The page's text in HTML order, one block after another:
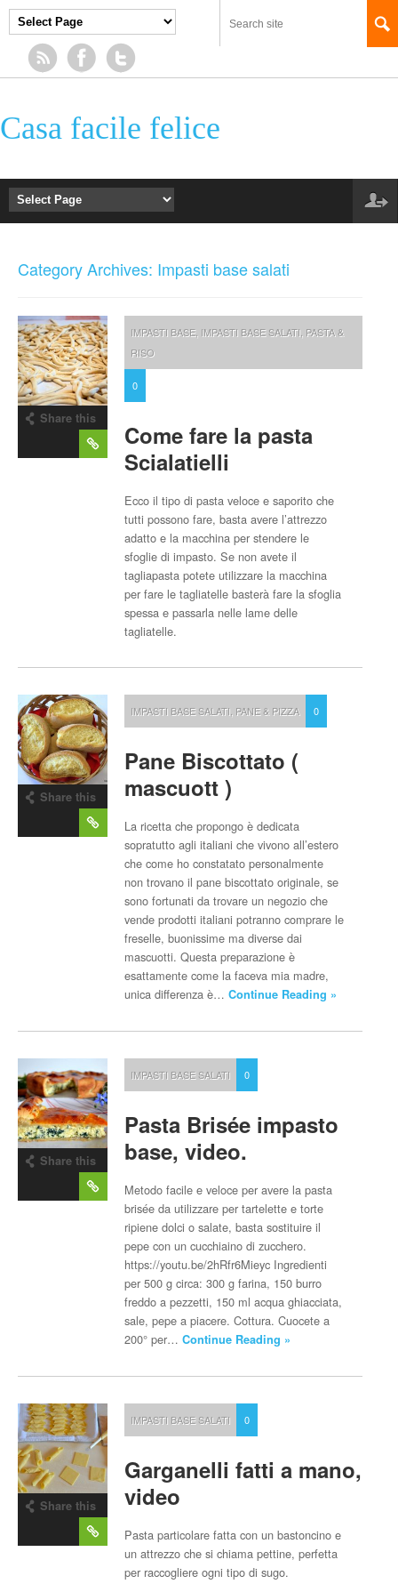
Casa facile felice
Category Archives: Impasti base salati
Share this
IMPASTI BASE, IMPASTI BASE SALATI PASTA &
RISO
0
Come fare la pasta
Scialatielli
Ecco il tipo di pasta veloce e saporito che
tutti possono fare, basta avere l’attrezzo
adatto e la macchina per stendere le
sfoglie di impasto. Se non avete il
tagliapasta potete utilizzare la macchina
per fare le tagliatelle basterà fare la sfoglia
spessa e passarla nelle lame delle
tagliatelle.
Share this
IMPASTI BASE SALATI PANE & PIZZA 0
Pane Biscottato (
mascuott )
La ricetta che propongo è dedicata
sopratutto agli italiani che vivono all’estero
che come ho constatato personalmente
non trovano il pane biscottato originale, se
sono fortunati da trovare un negozio che
vende prodotti italiani potranno comprare le
freselle, buonissime ma diverse dai
mascuotti. Questa preparazione è
esattamente come la faceva mia madre,
unica differenza è…Continue Reading »
Share this
IMPASTI BASE SALATI 0
Pasta Brisée impasto
base, video.
Metodo facile e veloce per avere la pasta
brisée da utilizzare per tartelette e torte
ripiene dolci o salate, basta sostituire il
pepe con un cucchiaino di zucchero.
https://youtu.be/2hRfr6Mieyc Ingredienti
per 500 g circa: 300 g farina, 150 burro
freddo a pezzetti, 150 ml acqua ghiacciata,
sale, pepe a piacere. Cottura. Cuocete a
200° per…Continue Reading »
Share this
IMPASTI BASE SALATI 0
Garganelli fatti a mano,
video
Pasta particolare fatta con un bastoncino e
un attrezzo che si chiama pettine, perfetta
per raccogliere ogni tipo di sugo.